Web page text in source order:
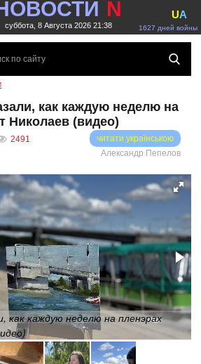
N
суббота, 8 Августа 2026 21:38 1627 дней войны
UA
как каждую неделю на
Николаев (видео)
2491
читати українською
Александр Пепелов
как каждую неделю на пленэрах